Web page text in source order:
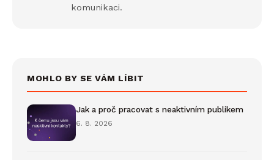
komunikaci.
MOHLO BY SE VÁM LÍBIT
Jak a proč pracovat s neaktivním publikem
6. 8. 2026